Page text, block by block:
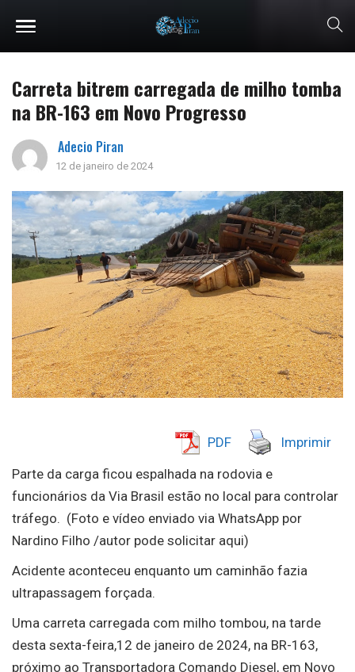
Carreta bitrem carregada de milho tomba
na BR-163 em Novo Progresso
Adecio Piran
12 de janeiro de 2024
PDF Imprimir
Parte da carga ficou espalhada na rodovia e
funcionários da Via Brasil estão no local para controlar
tráfego. (Foto e vídeo enviado via WhatsApp por
Nardino Filho /autor pode solicitar aqui)
Acidente aconteceu enquanto um caminhão fazia
ultrapassagem forçada.
Uma carreta carregada com milho tombou, na tarde
desta sexta-feira,12 de janeiro de 2024, na BR-163,
próximo ao Transportadora Comando Diesel, em Novo